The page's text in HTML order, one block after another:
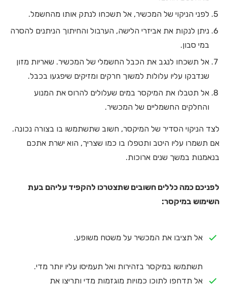
לפני הניקוי של המכשיר, אל תשכחו לנתק אותו מהחשמל.
ניתן לנקות את אביזרי הלישה, הערבול והחיתוך הניתנים להסרה
במי סבון.
אל תשכחו לנגב את הכבל החשמלי של המכשיר. שאריות מזון
שנדבקו עליו עלולות למשוך חרקים ומזיקים שיפגעו בכבל.
אל תטבלו את המיקסר במים שעלולים להרוס את המנוע
והחלקים החשמליים של המכשיר.
לצד הניקוי הסדיר של המיקסר, חשוב שתשתמשו בו בצורה נכונה.
אם תשמרו עליו היטב ותטפלו בו כמו שצריך, הוא ישרת אתכם
בנאמנות במשך שנים ארוכות.
לפניכם כמה כללים חשובים שתצטרכו להקפיד עליהם בעת
השימוש במיקסר:
אל תציבו את המכשיר על משטח משופע.
תשתמשו במיקסר בזהירות ואל תעמיסו עליו יותר מדי.
אל תדחפו לתוכו כמויות מוגזמות מדי ותריצו את